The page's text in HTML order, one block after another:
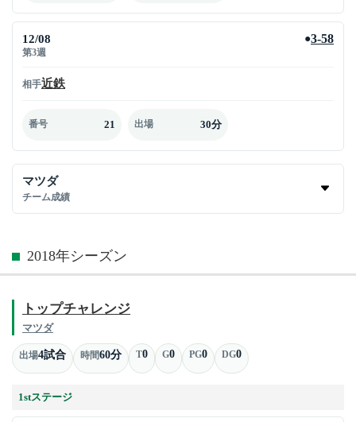
12/08
第3週
●3-58
相手近鉄
番号 21 出場 30分
マツダ
チーム成績
2018年シーズン
トップチャレンジ
マツダ
出場4試合 時間60分 T0 G0 PG0 DG0
1stステージ